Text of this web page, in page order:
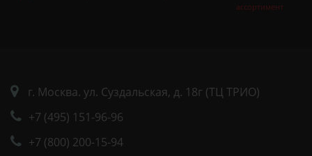
ассортимент
г. Москва. ул. Суздальская, д. 18г (ТЦ ТРИО)
+7 (495) 151-96-96
+7 (800) 200-15-94